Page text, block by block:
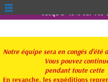
Jusqu'à -15% sur vos
Notre équipe sera en congés d'été
Vous pouvez
pendant toute cette
En revanche, les expéditions